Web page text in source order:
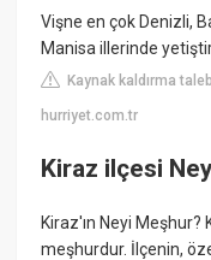
Vişne en çok Denizli,
Manisa illerinde
Kaynak kaldırma
hurriyet.com.tr
Kiraz ilçesi
Kiraz'ın Neyi Meşhur?
meşhurdur. İlçenin,